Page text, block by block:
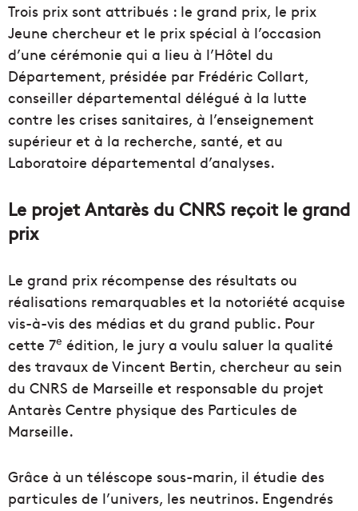
Trois prix sont attribués : le grand prix, le prix
Jeune chercheur et le prix spécial à l’occasion
d’une cérémonie qui a lieu à l’Hôtel du
Département, présidée par Frédéric Collart,
conseiller départemental délégué à la lutte
contre les crises sanitaires, à l’enseignement
supérieur et à la recherche, santé, et au
Laboratoire départemental d’analyses.
Le projet Antarès du CNRS reçoit le grand
prix
Le grand prix récompense des résultats ou
réalisations remarquables et la notoriété acquise
vis-à-vis des médias et du grand public. Pour
cette 7e édition, le jury a voulu saluer la qualité
des travaux de Vincent Bertin, chercheur au sein
du CNRS de Marseille et responsable du projet
Antarès Centre physique des Particules de
Marseille.
Grâce à un téléscope sous-marin, il étudie des
particules de l’univers, les neutrinos. Engendrés